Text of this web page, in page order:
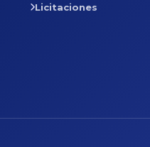
Licitaciones